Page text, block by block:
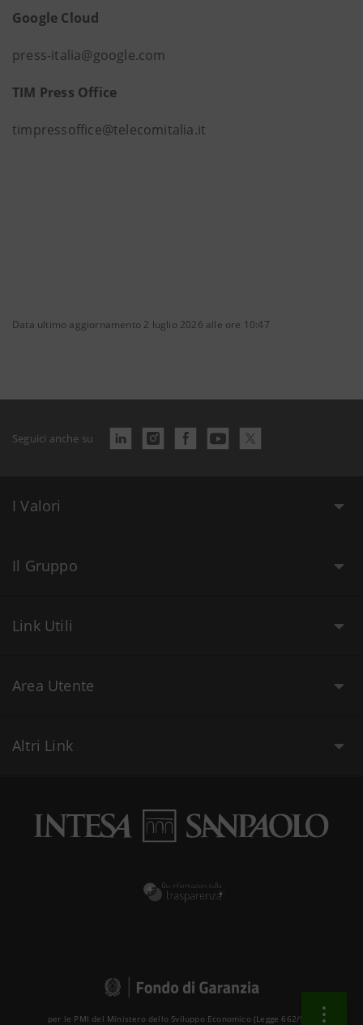
Google Cloud
press-italia@google.com
TIM Press Office
timpressoffice@telecomitalia.it
Data ultimo aggiornamento 2 luglio 2026 alle ore 10:47
Seguici anche su
I Valori
Il Gruppo
Link Utili
Area Utente
Altri Link
per le PMI del Ministero dello Sviluppo Economico (Legge 662/96 )